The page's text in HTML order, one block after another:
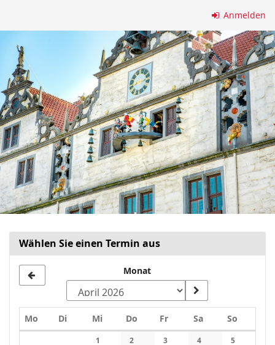
springen
Anmelden
Wählen Sie einen Termin aus
Monat
Mo Montag
DiDienstag
MiMittwoch
Do Donnerstag
FrFreitagSaSamstag
So
1 2 3 4 5